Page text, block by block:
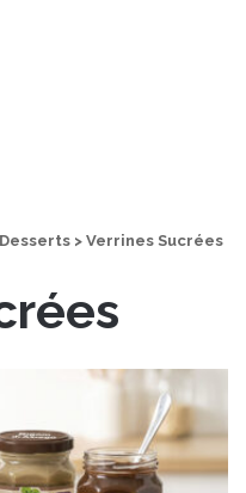
Desserts > Verrines Sucrées